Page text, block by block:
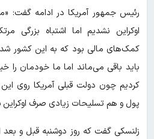
رئیس جمهور آمریکا در ادامه گفت:
اوکراین نشدیم اما اشتباه بزرگی
کمک‌های مالی بود که به این کشور
باید باقی می‌ماند اما ما خودمان را
کردیم چون دولت قبلی آمریکا روی
پول و هم تسلیحات زیادی صرف
زلنسکی گفت که روز دوشنبه قبل و